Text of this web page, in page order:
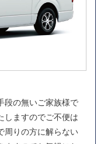
段の無いご家族様で
しますのでご不便は
周りの方に解らない